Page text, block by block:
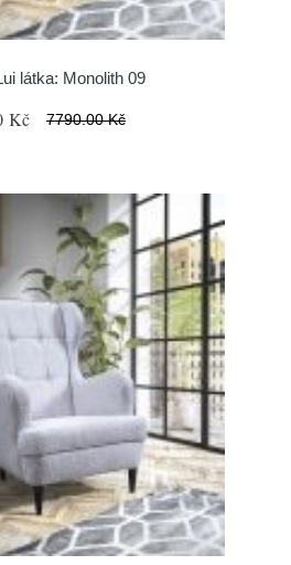
látka: Monolith 09
Kč 7790.00 Kč